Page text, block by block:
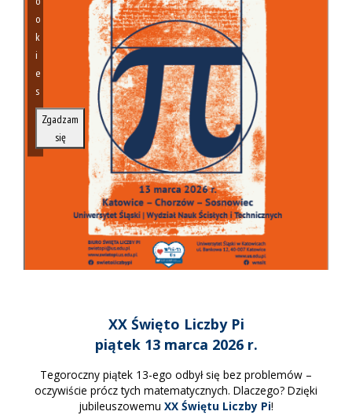
o
k
i
e
s
Zgadzam
się
XX Święto Liczby Pi
piątek 13 marca 2026 r.
Tegoroczny piątek 13-ego odbył się bez problemów –
oczywiście prócz tych matematycznych. Dlaczego? Dzięki
jubileuszowemu XX Świętu Liczby Pi!